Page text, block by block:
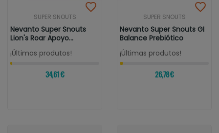
SUPER SNOUTS
Nevanto Super Snouts
Lion's Roar Apoyo
Cognitivo Y...
¡Últimas produtos!
34,61 €
SUPER SNOUTS
Nevanto Super Snouts GI
Balance Prebiótico
¡Últimas produtos!
26,78 €